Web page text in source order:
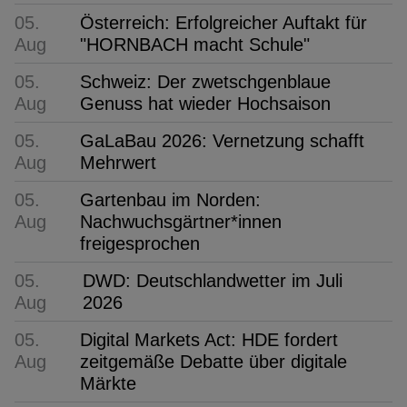
05.
Aug
Österreich: Erfolgreicher Auftakt für
"HORNBACH macht Schule"
05.
Aug
Schweiz: Der zwetschgenblaue
Genuss hat wieder Hochsaison
05.
Aug
GaLaBau 2026: Vernetzung schafft
Mehrwert
05.
Aug
Gartenbau im Norden:
Nachwuchsgärtner*innen
freigesprochen
05.
Aug
DWD: Deutschlandwetter im Juli
2026
05.
Aug
Digital Markets Act: HDE fordert
zeitgemäße Debatte über digitale
Märkte